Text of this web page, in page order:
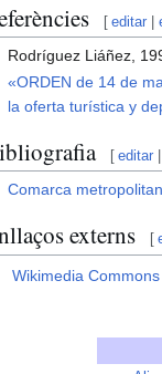
[ editar |
Rodríguez Liáñez,
«ORDEN de 14 de
la oferta turística y
[ editar
Comarca
externs [
Wikimedia Commons